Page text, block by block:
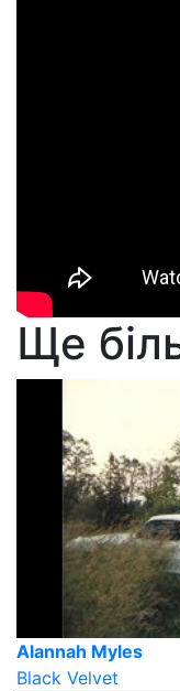
Ще
Alannah Myles
Black Velvet